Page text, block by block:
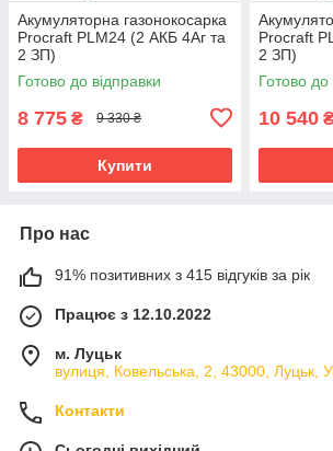
Акумуляторна газонокосарка
Procraft PLM24 (2 АКБ 4Аг та
2 ЗП)
Готово до відправки
8 775 ₴ 9 330 ₴
Купити
Procraft
2 ЗП)
Готово до
10 540
Про нас
91% позитивних з 415 відгуків за рік
Працює з 12.10.2022
м. Луцьк
вулиця, Ковельська, 2, 43000, Луцьк,
Контакти